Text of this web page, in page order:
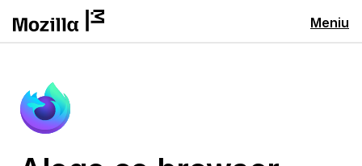
Meniu